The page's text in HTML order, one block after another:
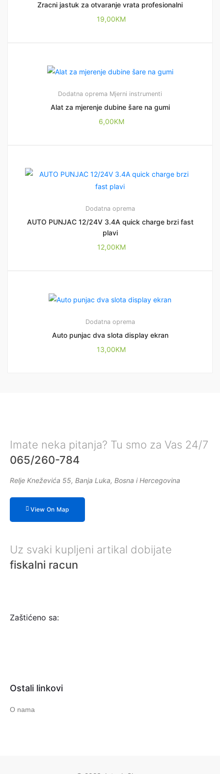
Zracni jastuk za otvaranje vrata profesionalni
19,00KM
Dodatna oprema Mjerni instrumenti
Alat za mjerenje dubine šare na gumi
6,00KM
Dodatna oprema
AUTO PUNJAC 12/24V 3.4A quick charge brzi fast
plavi
12,00KM
Dodatna oprema
Auto punjac dva slota display ekran
13,00KM
Imate neka pitanja? Tu smo za Vas 24/7
065/260-784
Relje Kneževića 55, Banja Luka, Bosna i Hercegovina
View On Map
Uz svaki kupljeni artikal dobijate
fiskalni racun
Zaštićeno sa:
Ostali linkovi
O nama